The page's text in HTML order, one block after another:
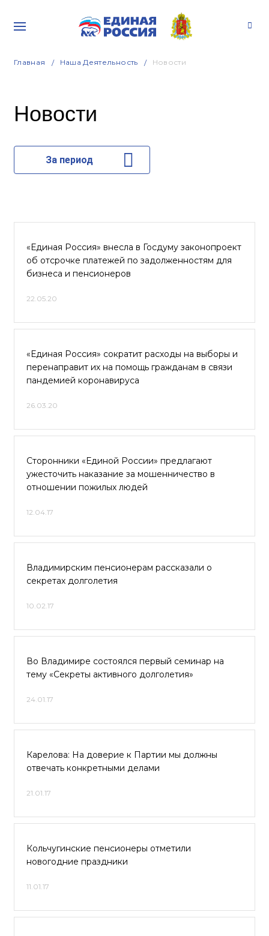
Главная Наша Деятельность Новости
Новости
За период
«Единая Россия» внесла в Госдуму законопроект
об отсрочке платежей по задолженностям для
бизнеса и пенсионеров
22.05.20
«Единая Россия» сократит расходы на выборы и
перенаправит их на помощь гражданам в связи
пандемией коронавируса
26.03.20
Сторонники «Единой России» предлагают
ужесточить наказание за мошенничество в
отношении пожилых людей
12.04.17
Владимирским пенсионерам рассказали о
секретах долголетия
10.02.17
Во Владимире состоялся первый семинар на
тему «Секреты активного долголетия»
24.01.17
Карелова: На доверие к Партии мы должны
отвечать конкретными делами
21.01.17
Кольчугинские пенсионеры отметили
новогодние праздники
11.01.17